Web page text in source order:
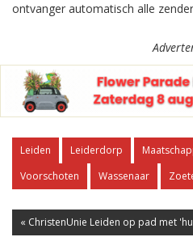
ontvanger automatisch alle
Leiden Leiderdorp
Voorschoten
Wassenaar
« ChristenUnie Leiden op pad met